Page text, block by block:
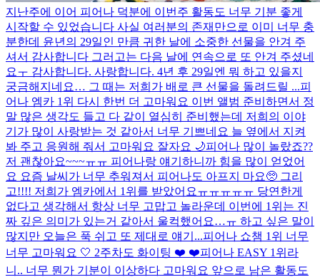
지난주에 이어 피어나 덕분에 이번주 활동도 너무 기분 좋게
시작할 수 있었습니다 사실 여러분의 존재만으로 이미 너무 충
분한데 윤년의 29일인 만큼 귀한 날에 소중한 선물을 안겨 주
셔서 감사합니다 그러고는 다음 날에 연속으로 또 안겨 주셨네
요ㅜ 감사합니다. 사랑합니다. 4년 후 29일엔 뭐 하고 있을지
궁금해지네요… 그 때는 저희가 배로 큰 선물을 돌려드릴 ...피
어나 엠카 1위 다시 한번 더 고마워요 이번 앨범 준비하면서 정
말 많은 생각도 들고 다 같이 열심히 준비했는데 저희의 이야
기가 많이 사랑받는 것 같아서 너무 기쁘네요 늘 옆에서 지켜
봐 주고 응원해 줘서 고마워요 잘자요 🌙피어나 많이 놀랐죠??
저 괜찮아요~~~ㅠㅠ 피어나랑 얘기하니까 힘을 많이 얻었어
요 요즘 날씨가 너무 추워져서 피어나도 아프지 마요🥺 그리
고!!!! 저희가 엠카에서 1위를 받았어요ㅠㅠㅠㅠㅠ 당연한게
없다고 생각해서 항상 너무 고맙고 놀라운데 이번에 1위는 진
짜 깊은 의미가 있는거 같아서 울컥했어요…ㅠ 하고 싶은 말이
많지만 오늘은 푹 쉬고 또 제대로 얘기...피어나 쇼챔 1위 너무
너무 고마워요 🤍 2주차도 화이팅 ❤️ ❤️피어나 EASY 1위라
니.. 너무 뭔가 기분이 이상하다 고마워요 앞으로 남은 활동도